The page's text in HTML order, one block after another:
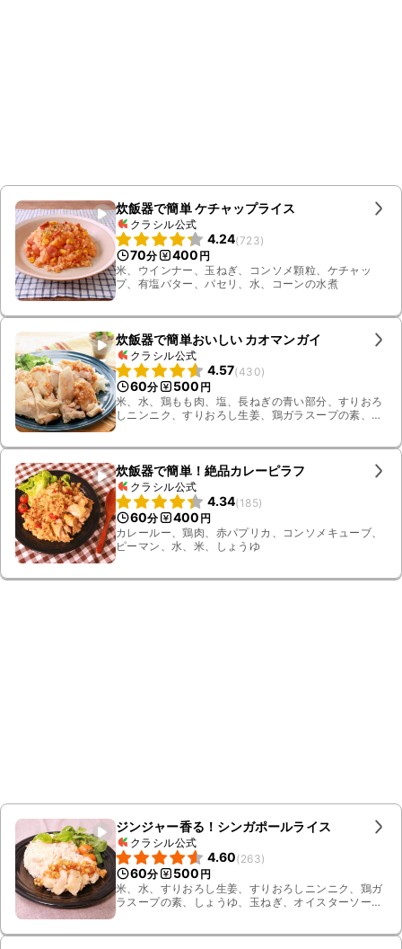
炊飯器で簡単 ケチャップライス
クラシル公式
4.24(723)
70分 400 円
米、ウインナー、玉ねぎ、コンソメ顆粒、ケチャッ
プ、有塩バター、パセリ、水、コーンの水煮
炊飯器で簡単おいしい カオマンガイ
クラシル公式
4.57(430)
60分 500 円
米、水、鶏もも肉、塩、長ねぎの青い部分、すりおろ
しニンニク、すりおろし生姜、鶏ガラスープの素、長
炊飯器で簡単！絶品カレーピラフ
クラシル公式
4.34(185)
60分 400 円
カレールー、鶏肉、赤パプリカ、コンソメキューブ、
ピーマン、水、米、しょうゆ
ジンジャー香る！シンガポールライス
クラシル公式
4.60(263)
60分 500 円
米、水、すりおろし生姜、すりおろしニンニク、鶏ガ
ラスープの素、しょうゆ、玉ねぎ、オイスターソー